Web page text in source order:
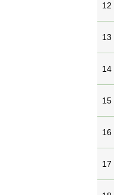
12
13
14
15
16
17